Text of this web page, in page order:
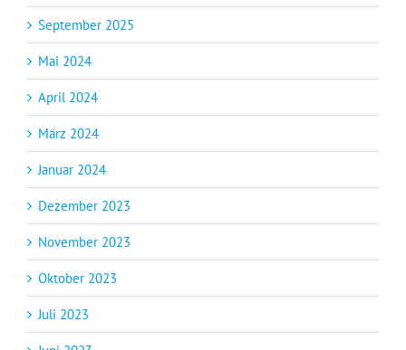
September 2025
Mai 2024
April 2024
März 2024
Januar 2024
Dezember 2023
November 2023
Oktober 2023
Juli 2023